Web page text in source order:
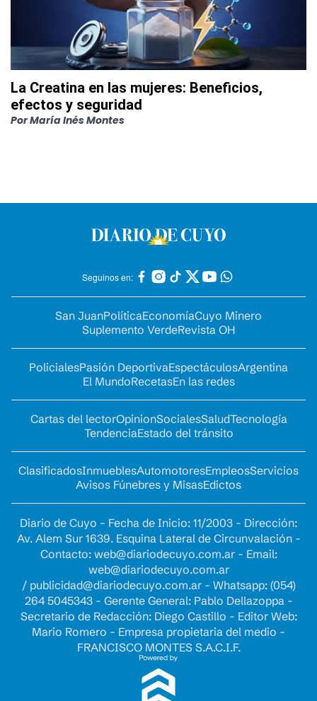
La Creatina en las mujeres: Beneficios,
efectos y seguridad
PorMaría Inés Montes
Seguinos en:
San JuanPolíticaEconomíaCuyo Minero
Suplemento VerdeRevista OH
PolicialesPasión DeportivaEspectáculosArgentina
El MundoRecetasEn las redes
Cartas del lectorOpinionSocialesSaludTecnología
TendenciaEstado del tránsito
ClasificadosInmueblesAutomotoresEmpleosServicios
Avisos Fúnebres y MisasEdictos
Diario de Cuyo - Fecha de Inicio: 11/2003 - Dirección:
Av. Alem Sur 1639. Esquina Lateral de Circunvalación -
Contacto: web@diariodecuyo.com.ar- Email:
web@diariodecuyo.com.ar
/ publicidad@diariodecuyo.com.ar- Whatsapp: (054)
264 5045343 - Gerente General: Pablo Dellazoppa -
Secretario de Redacción: Diego Castillo - Editor Web:
Mario Romero - Empresa propietaria del medio -
FRANCISCO MONTES S.A.C.I.F.